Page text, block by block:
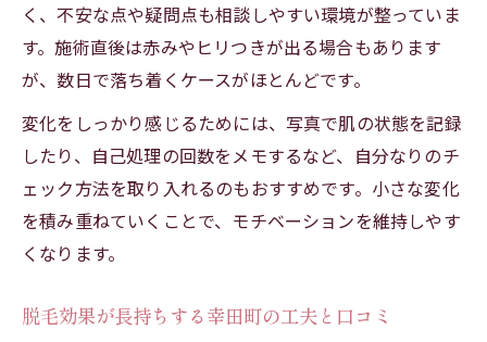
く、不安な点や疑問点も相談しやすい環境が整っていま
す。施術直後は赤みやヒリつきが出る場合もあります
が、数日で落ち着くケースがほとんどです。
変化をしっかり感じるためには、写真で肌の状態を記録
したり、自己処理の回数をメモするなど、自分なりのチ
ェック方法を取り入れるのもおすすめです。小さな変化
を積み重ねていくことで、モチベーションを維持しやす
くなります。
脱毛効果が長持ちする幸田町の工夫と口コミ